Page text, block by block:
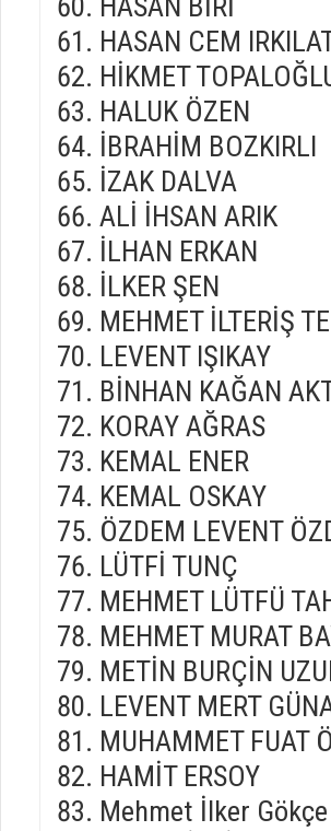
HASAN CEM
HİKMET
HALUK ÖZEN
İBRAHİM BOZKIRLI
İZAK DALVA
ALİ İHSAN ARIK
İLHAN ERKAN
İLKER ŞEN
MEHMET İLTERİŞ
LEVENT IŞIKAY
BİNHAN KAĞAN
KORAY AĞRAS
KEMAL ENER
KEMAL OSKAY
ÖZDEM LEVENT
LÜTFİ TUNÇ
MEHMET LÜTFÜ
MEHMET MURAT
METİN BURÇİN
LEVENT MERT
MUHAMMET FUAT
HAMİT ERSOY
Mehmet İlker Gökçe